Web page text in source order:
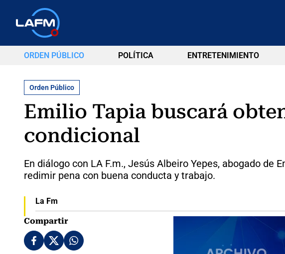
ORDEN PÚBLICO POLÍTICA ENTRETENIMIENTO
Orden Público
Emilio Tapia buscará
condicional
En diálogo con LA F.m., Jesús Albeiro Yepes, abogado
redimir pena con buena conducta y trabajo.
La Fm
Compartir